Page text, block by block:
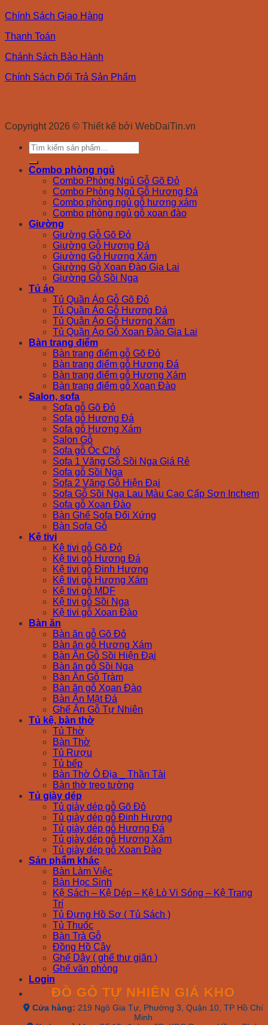
Chính Sách Giao Hàng
Thanh Toán
Chánh Sách Bảo Hành
Chính Sách Đổi Trả Sản Phẩm
Copyright 2026 © Thiết kế bởi WebDaiTin.vn
Search
for:
Combo phòng ngủ
Combo Phòng Ngủ Gỗ Gõ Đỏ
Combo Phòng Ngủ Gỗ Hương Đá
Combo phòng ngủ gỗ hương xám
Combo phòng ngủ gỗ xoan đào
Giường
Giường Gỗ Gõ Đỏ
Giường Gỗ Hương Đá
Giường Gỗ Hương Xám
Giường Gỗ Xoan Đào Gia Lai
Giường Gỗ Sồi Nga
Tủ áo
Tủ Quần Áo Gỗ Gõ Đỏ
Tủ Quần Áo Gỗ Hương Đá
Tủ Quân Áo Gỗ Hương Xám
Tủ Quần Áo Gỗ Xoan Đào Gia Lai
Bàn trang điểm
Bàn trang điểm gỗ Gõ Đỏ
Bàn trang điểm gỗ Hương Đá
Bàn trang điểm gỗ Hương Xám
Bàn trang điểm gỗ Xoan Đào
Salon, sofa
Sofa gỗ Gõ Đỏ
Sofa gỗ Hương Đá
Sofa gỗ Hương Xám
Salon Gỗ
Sofa gỗ Óc Chó
Sofa 1 Văng Gỗ Sồi Nga Giá Rẻ
Sofa gỗ Sồi Nga
Sofa 2 Văng Gỗ Hiện Đại
Sofa Gỗ Sồi Nga Lau Màu Cao Cấp Sơn Inchem
Sofa gỗ Xoan Đào
Bàn Ghế Sofa Đối Xứng
Bàn Sofa Gỗ
Kệ tivi
Kệ tivi gỗ Gõ Đỏ
Kệ tivi gỗ Hương Đá
Kệ tivi gỗ Đinh Hương
Kệ tivi gỗ Hương Xám
Kệ tivi gỗ MDF
Kệ tivi gỗ Sồi Nga
Kệ tivi gỗ Xoan Đào
Bàn ăn
Bàn ăn gỗ Gõ Đỏ
Bàn ăn gỗ Hương Xám
Bàn Ăn Gỗ Sồi Hiện Đại
Bàn ăn gỗ Sồi Nga
Bàn Ăn Gỗ Tràm
Bàn ăn gỗ Xoan Đào
Bàn Ăn Mặt Đá
Ghế Ăn Gỗ Tự Nhiên
Tủ kệ, bàn thờ
Tủ Thờ
Bàn Thờ
Tủ Rượu
Tủ bếp
Bàn Thờ Ô Địa _ Thần Tài
Bàn thờ treo tường
Tủ giày dép
Tủ giày dép gỗ Gõ Đỏ
Tủ giày dép gỗ Đinh Hương
Tủ giày dép gỗ Hương Đá
Tủ giày dép gỗ Hương Xám
Tủ giày dép gỗ Xoan Đào
Sản phẩm khác
Bàn Làm Việc
Bàn Học Sinh
Kệ Sách – Kệ Dép – Kệ Lò Vi Sóng – Kệ Trang
Trí
Tủ Đựng Hồ Sơ ( Tủ Sách )
Tủ Thuốc
Bàn Trà Gỗ
Đồng Hồ Cây
Ghế Dây ( ghế thư giãn )
Ghế văn phòng
Login
ĐỒ GỖ TỰ NHIÊN GIÁ KHO
Cửa hàng: 219 Ngô Gia Tự, Phường 3, Quận 10, TP Hồ Chí
Minh